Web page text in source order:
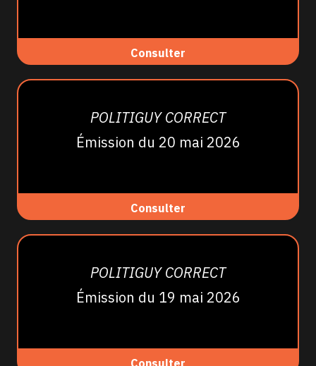
Consulter
POLITIGUY CORRECT
Émission du 20 mai 2026
Consulter
POLITIGUY CORRECT
Émission du 19 mai 2026
Consulter